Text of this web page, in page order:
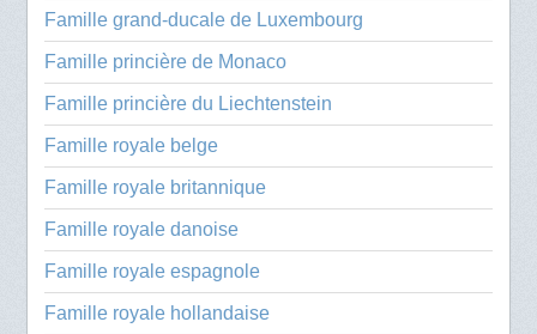
Famille grand-ducale de Luxembourg
Famille princière de Monaco
Famille princière du Liechtenstein
Famille royale belge
Famille royale britannique
Famille royale danoise
Famille royale espagnole
Famille royale hollandaise